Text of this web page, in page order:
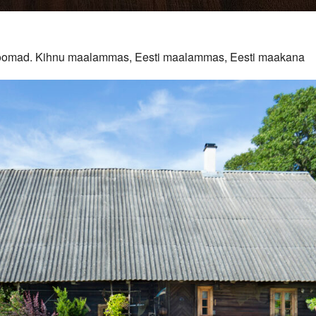
Kihnu maalammas, Eesti maalammas, Eesti maakana